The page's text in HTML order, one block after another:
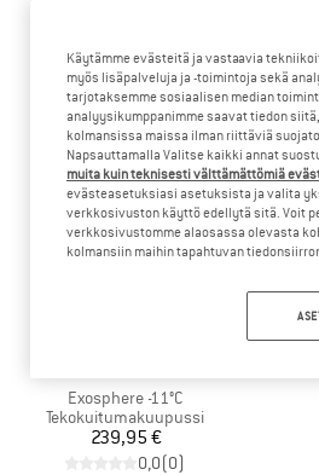
Tuote
Exosphere -11°C
Tuoteryhmä
Tekokuitumakuupussi
Hinta
239,95 €
0,0(0)
Käytämme evästeitä ja vastaavia
myös lisäpalveluja ja -toimintoja sekä
tarjotaksemme sosiaalisen median
analyysikumppanimme saavat tiedon
kolmansissa maissa ilman riittäviä
Napsauttamalla Valitse kaikki annat
muita kuin teknisesti välttämättömiä
evästeasetuksiasi asetuksista ja valita
verkkosivuston käyttö edellytä sitä. Voit
verkkosivustomme alaosassa olevasta
kolmansiin maihin tapahtuvan